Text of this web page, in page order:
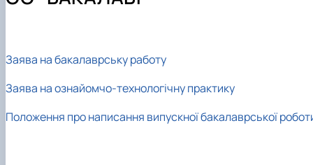
Лабораторії
Підручники, навчальні посібники, монографії
Сертифікатні програми
Заява на бакалаврську работу
Заява на ознайомчо-технологічну практику
Положення про написання випускної бакалаврської